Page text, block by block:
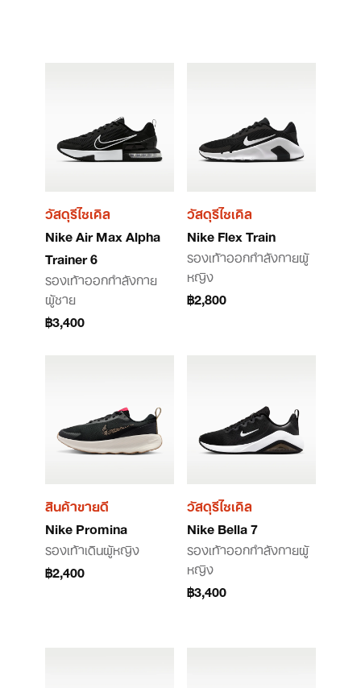
วัสดุรีไซเคิล
Nike Air Max Alpha
Trainer 6
รองเท้าออกกำลังกาย
ผู้ชาย
฿3,400
วัสดุรีไซเคิล
Nike Flex Train
รองเท้าออกกำลังกายผู้
หญิง
฿2,800
สินค้าขายดี
Nike Promina
รองเท้าเดินผู้หญิง
฿2,400
วัสดุรีไซเคิล
Nike Bella 7
รองเท้าออกกำลังกายผู้
หญิง
฿3,400